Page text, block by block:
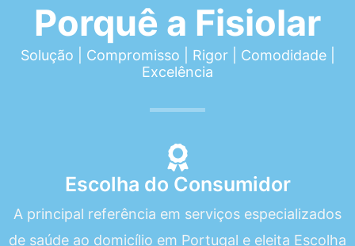
Porquê a Fisiolar
Solução | Compromisso | Rigor | Comodidade |
Excelência
Escolha do Consumidor
A principal referência em serviços especializados
de saúde ao domicílio em Portugal e eleita Escolha